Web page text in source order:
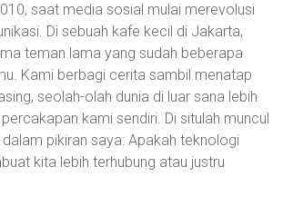
saat media sosial mulai merevolusi
Di sebuah kafe kecil di Jakarta,
teman lama yang sudah beberapa
Kami berbagi cerita sambil menatap
seolah-olah dunia di luar sana lebih
kami sendiri. Di situlah muncul
pikiran saya: Apakah teknologi
kita lebih terhubung atau justru